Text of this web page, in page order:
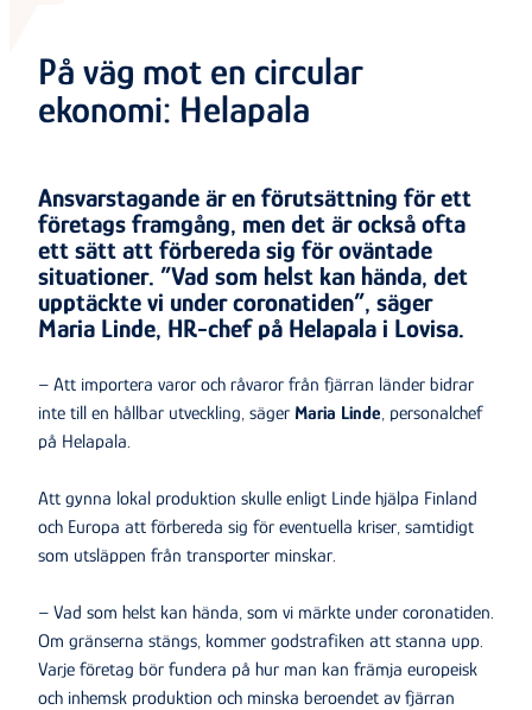
På väg mot en circular
ekonomi: Helapala
Ansvarstagande är en förutsättning för ett
företags framgång, men det är också ofta
ett sätt att förbereda sig för oväntade
situationer. ”Vad som helst kan hända, det
upptäckte vi under coronatiden”, säger
Maria Linde, HR-chef på Helapala i Lovisa.
– Att importera varor och råvaror från fjärran länder bidrar
inte till en hållbar utveckling, säger Maria Linde, personalchef
på Helapala.
Att gynna lokal produktion skulle enligt Linde hjälpa Finland
och Europa att förbereda sig för eventuella kriser, samtidigt
som utsläppen från transporter minskar.
– Vad som helst kan hända, som vi märkte under coronatiden.
Om gränserna stängs, kommer godstrafiken att stanna upp.
Varje företag bör fundera på hur man kan främja europeisk
och inhemsk produktion och minska beroendet av fjärran